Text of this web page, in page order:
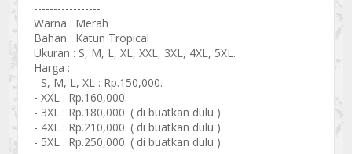
-----------------
Warna : Merah
Bahan : Katun Tropical
Ukuran : S, M, L, XL, XXL, 3XL, 4XL, 5XL.
Harga :
- S, M, L, XL : Rp.150,000.
- XXL : Rp.160,000.
- 3XL : Rp.180,000. ( di buatkan dulu )
- 4XL : Rp.210,000. ( di buatkan dulu )
- 5XL : Rp.250,000. ( di buatkan dulu )